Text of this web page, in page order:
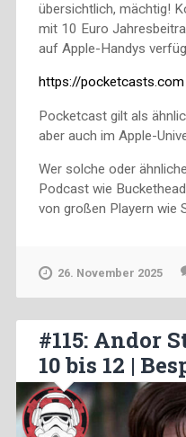
übersichtlich, mächtig!
mit 10 Euro
auf Apple-Handys
https://pocketcasts.com
Pocketcast gilt als
aber auch im Apple-
Wer solche oder
Podcast wie
von großen Playern wie
26. November 2025
#115: Andor
10 bis 12 |